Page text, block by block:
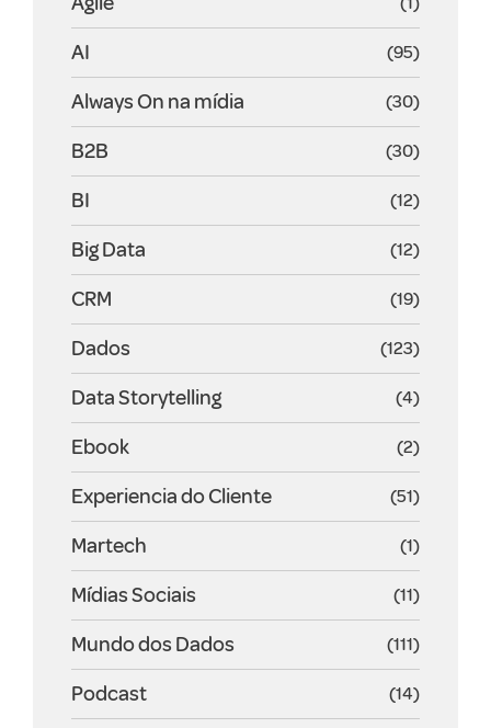
AI (95)
Always On na mídia (30)
B2B (30)
BI (12)
Big Data (12)
CRM (19)
Dados (123)
Data Storytelling (4)
Ebook (2)
Experiencia do Cliente (51)
Martech (1)
Mídias Sociais (11)
Mundo dos Dados (111)
Podcast (14)